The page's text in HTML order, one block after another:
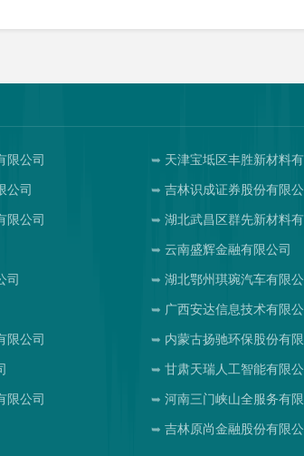
限公司 天津宝坻区丰胜新材料
公司 吉林识成证券股份有限公
限公司 湖北武昌区群先新材料有
云南盛辉金融有限公司
司 湖北鄂州琪琬汽车有限公
广西安达信息技术有限公
限公司 内蒙古扬驰环保股份有限
甘肃天瑞人工智能有限公
限公司 河南三门峡山全服务有限
吉林原尚金融股份有限公